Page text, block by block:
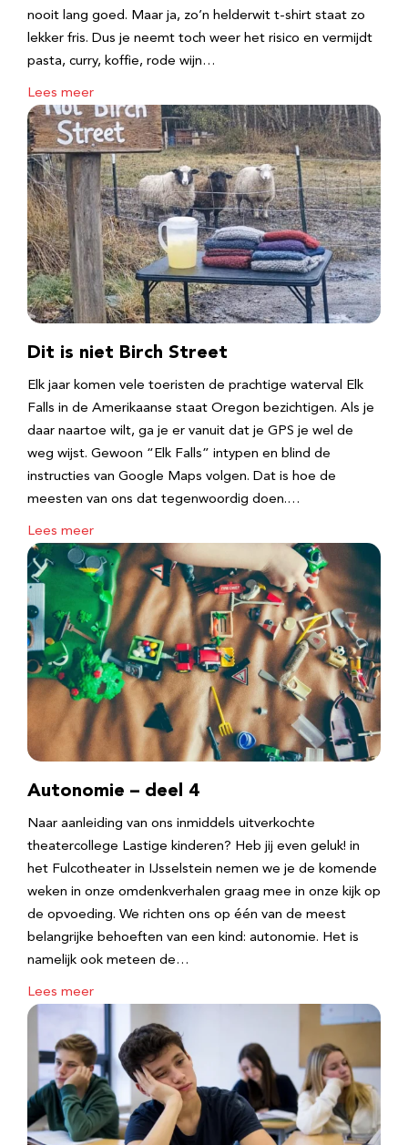
nooit lang goed. Maar ja, zo’n helderwit t-shirt staat zo
lekker fris. Dus je neemt toch weer het risico en vermijdt
pasta, curry, koffie, rode wijn…
Lees meer
Dit is niet Birch Street
Elk jaar komen vele toeristen de prachtige waterval Elk
Falls in de Amerikaanse staat Oregon bezichtigen. Als je
daar naartoe wilt, ga je er vanuit dat je GPS je wel de
weg wijst. Gewoon “Elk Falls” intypen en blind de
instructies van Google Maps volgen. Dat is hoe de
meesten van ons dat tegenwoordig doen.…
Lees meer
Autonomie – deel 4
Naar aanleiding van ons inmiddels uitverkochte
theatercollege Lastige kinderen? Heb jij even geluk! in
het Fulcotheater in IJsselstein nemen we je de komende
weken in onze omdenkverhalen graag mee in onze kijk op
de opvoeding. We richten ons op één van de meest
belangrijke behoeften van een kind: autonomie. Het is
namelijk ook meteen de…
Lees meer